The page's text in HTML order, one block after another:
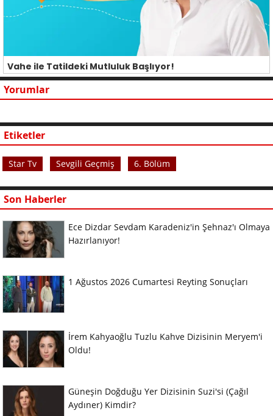
Vahe ile Tatildeki Mutluluk Başlıyor!
Yorumlar
Etiketler
Star Tv Sevgili Geçmiş 6. Bölüm
Son Haberler
Ece Dizdar Sevdam Karadeniz'in Şehnaz'ı Olmaya
Hazırlanıyor!
1 Ağustos 2026 Cumartesi Reyting Sonuçları
İrem Kahyaoğlu Tuzlu Kahve Dizisinin Meryem'i
Oldu!
Güneşin Doğduğu Yer Dizisinin Suzi'si (Çağıl
Aydıner) Kimdir?